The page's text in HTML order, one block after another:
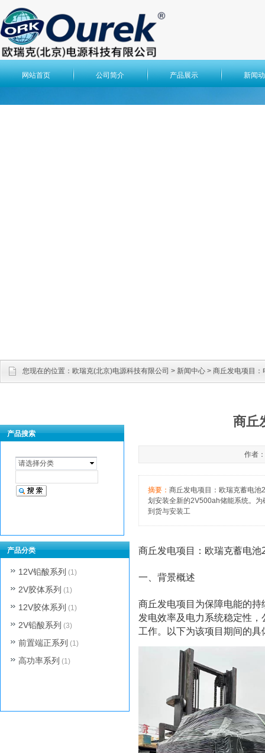
网站首页 公司简介 产品展示 新闻
产品搜索
请选择分类
您现在的位置： 欧瑞克(北京)电源科技有限公司 > 新闻中心 > 商丘发电项目
商丘
作者
摘要： 商丘发电项目：欧瑞克蓄电
划安装全新的2V500ah储能系统。
到货与安装工
商丘发电项目：欧瑞克蓄电
一、背景概述
商丘发电项目为保障电能的
发电效率及电力系统稳定性
工作。以下为该项目期间的具
产品分类
12V铅酸系列 (1)
2V胶体系列 (1)
12V胶体系列 (1)
2V铅酸系列 (3)
前置端正系列 (1)
高功率系列 (1)